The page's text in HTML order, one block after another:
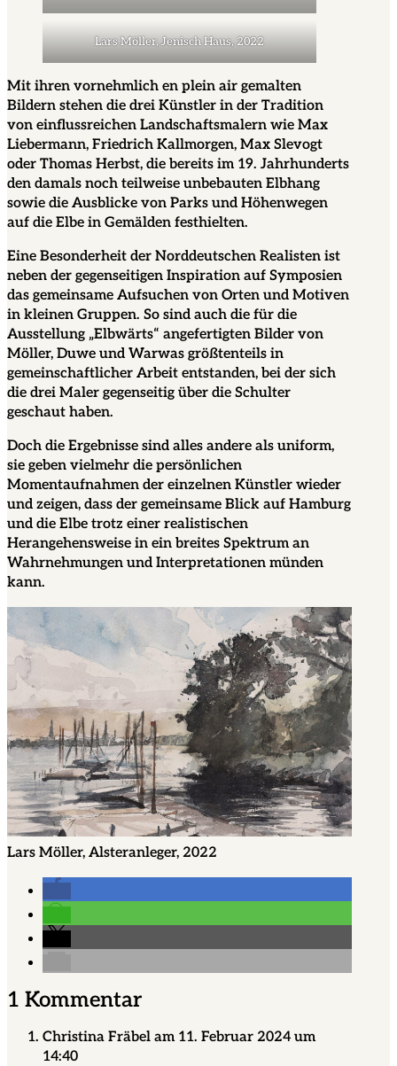
Lars Möller, Jenisch Haus, 2022
Mit ihren vornehmlich en plein air gemalten
Bildern stehen die drei Künstler in der Tradition
von einflussreichen Landschaftsmalern wie Max
Liebermann, Friedrich Kallmorgen, Max Slevogt
oder Thomas Herbst, die bereits im 19. Jahrhunderts
den damals noch teilweise unbebauten Elbhang
sowie die Ausblicke von Parks und Höhenwegen
auf die Elbe in Gemälden festhielten.
Eine Besonderheit der Norddeutschen Realisten ist
neben der gegenseitigen Inspiration auf Symposien
das gemeinsame Aufsuchen von Orten und Motiven
in kleinen Gruppen. So sind auch die für die
Ausstellung „Elbwärts“ angefertigten Bilder von
Möller, Duwe und Warwas größtenteils in
gemeinschaftlicher Arbeit entstanden, bei der sich
die drei Maler gegenseitig über die Schulter
geschaut haben.
Doch die Ergebnisse sind alles andere als uniform,
sie geben vielmehr die persönlichen
Momentaufnahmen der einzelnen Künstler wieder
und zeigen, dass der gemeinsame Blick auf Hamburg
und die Elbe trotz einer realistischen
Herangehensweise in ein breites Spektrum an
Wahrnehmungen und Interpretationen münden
kann.
Lars Möller, Alsteranleger, 2022
1 Kommentar
Christina Fräbel am 11. Februar 2024 um
14:40